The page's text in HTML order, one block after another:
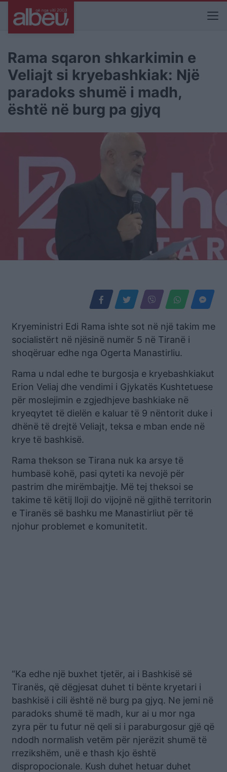
Rama sqaron shkarkimin e
Veliajt si kryebashkiak: Një
paradoks shumë i madh,
është në burg pa gjyq
Kryeministri Edi Rama ishte sot në një takim me
socialistërt në njësinë numër 5 në Tiranë i
shoqëruar edhe nga Ogerta Manastirliu.
Rama u ndal edhe te burgosja e kryebashkiakut
Erion Veliaj dhe vendimi i Gjykatës Kushtetuese
për moslejimin e zgjedhjeve bashkiake në
kryeqytet të dielën e kaluar të 9 nëntorit duke i
dhënë të drejtë Veliajt, teksa e mban ende në
krye të bashkisë.
Rama thekson se Tirana nuk ka arsye të
humbasë kohë, pasi qyteti ka nevojë për
pastrim dhe mirëmbajtje. Më tej theksoi se
takime të këtij lloji do vijojnë në gjithë territorin
e Tiranës së bashku me Manastirliut për të
njohur problemet e komunitetit.
“Ka edhe një buxhet tjetër, ai i Bashkisë së
Tiranës, që dëgjesat duhet ti bënte kryetari i
bashkisë i cili është në burg pa gjyq. Ne jemi në
paradoks shumë të madh, kur ai u mor nga
zyra për tu futur në qeli si i paraburgosur gjë që
ndodh normalish vetëm për njerëzit shumë të
rrezikshëm, unë e thash kjo është
dispropocionale. Kush duhet hetuar duhet